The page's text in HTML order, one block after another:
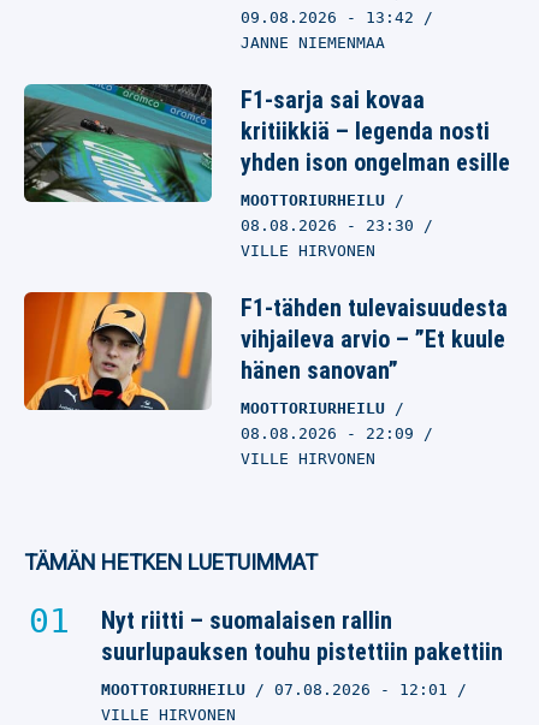
09.08.2026 - 13:42
JANNE NIEMENMAA
F1-sarja sai kovaa
kritiikkiä – legenda nosti
yhden ison ongelman esille
MOOTTORIURHEILU
08.08.2026 - 23:30
VILLE HIRVONEN
F1-tähden tulevaisuudesta
vihjaileva arvio – ”Et kuule
hänen sanovan”
MOOTTORIURHEILU
08.08.2026 - 22:09
VILLE HIRVONEN
TÄMÄN HETKEN LUETUIMMAT
Nyt riitti – suomalaisen rallin
suurlupauksen touhu pistettiin pakettiin
MOOTTORIURHEILU 07.08.2026 - 12:01
VILLE HIRVONEN